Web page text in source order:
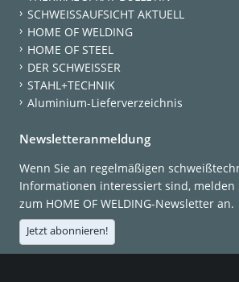
SCHWEISSAUFSICHT AKTUELL
HOME OF WELDING
HOME OF STEEL
DER SCHWEISSER
STAHL+TECHNIK
Aluminium-Lieferverzeichnis
Newsletteranmeldung
Wenn Sie an regelmäßigen
Informationen interessiert sind, melden
zum HOME OF WELDING-Newsletter an.
Jetzt abonnieren!